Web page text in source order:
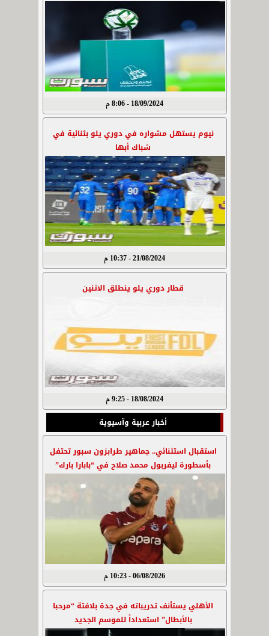
18/09/2024 - 8:06 م
نيوم يستهل مشواره في دوري يلو بثنائية في
شباك أبها
21/08/2024 - 10:37 م
قطار دوري يلو ينطلق الاثنين
18/08/2024 - 9:25 م
أخبار عربية وآسيوية
استقبال استثنائي.. جماهير طرابزون سبور تحتفل
بأسطورة ليفربول محمد صلاح في “بابارا بارك”
06/08/2026 - 10:23 م
الأهلي يستأنف تدريباته في جدة بلافتة “مرحبا
بالأبطال” استعداداً للموسم الجديد